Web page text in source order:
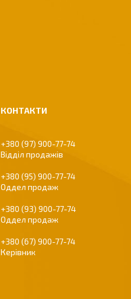
+380 (97) 900-77-74
Відділ продажів
+380 (95) 900-77-74
Оддел продаж
+380 (93) 900-77-74
Оддел продаж
+380 (67) 900-77-74
Керівник